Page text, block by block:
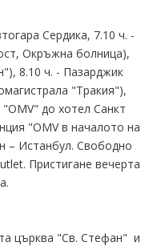
Сердика, 7.10 ч. -
Окръжна болница),
8.10 ч. - Пазарджик
"Тракия"),
до хотел Санкт
"OMV в началото на
– Истанбул. Свободно
Пристигане вечерта
църква "Св. Стефан" и